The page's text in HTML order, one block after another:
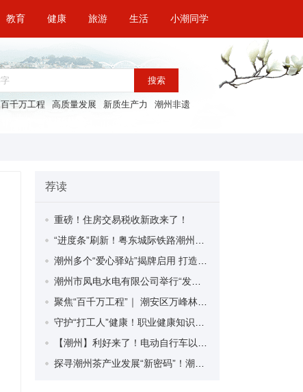
教育 健康 旅游 生活 小潮同学
搜索
百千万工程 高质量发展 新质生产力 潮州非遗
荐读
重磅！住房交易税收新政来了！